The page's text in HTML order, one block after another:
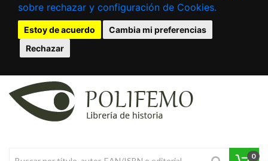
sobre rechazar y configuración de Cookies.
Estoy de acuerdo
Cambia mi preferencias
Rechazar
0